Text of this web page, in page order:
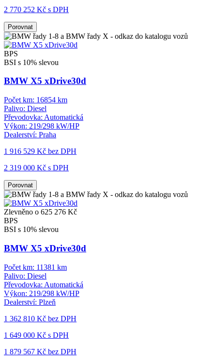
2 770 252 Kč s DPH
Porovnat
BPS
BSI s 10% slevou
BMW X5 xDrive30d
Počet km: 16854 km
Palivo: Diesel
Převodovka: Automatická
Výkon: 219/298 kW/HP
Dealerství: Praha
1 916 529 Kč bez DPH
2 319 000 Kč s DPH
Porovnat
Zlevněno o 625 276 Kč
BPS
BSI s 10% slevou
BMW X5 xDrive30d
Počet km: 11381 km
Palivo: Diesel
Převodovka: Automatická
Výkon: 219/298 kW/HP
Dealerství: Plzeň
1 362 810 Kč bez DPH
1 649 000 Kč s DPH
1 879 567 Kč bez DPH